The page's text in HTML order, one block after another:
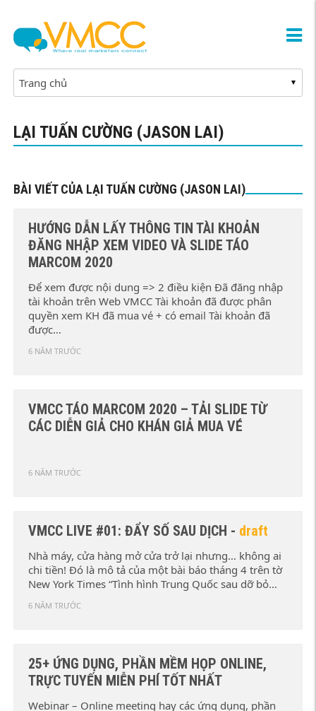
LẠI TUẤN CƯỜNG (JASON LAI)
BÀI VIẾT CỦA LẠI TUẤN CƯỜNG (JASON LAI)
HƯỚNG DẪN LẤY THÔNG TIN TÀI KHOẢN
ĐĂNG NHẬP XEM VIDEO VÀ SLIDE TÁO
MARCOM 2020
Để xem được nội dung => 2 điều kiện Đã đăng nhập
tài khoản trên Web VMCC Tài khoản đã được phân
quyền xem KH đã mua vé + có email Tài khoản đã
được…
6 NĂM TRƯỚC
VMCC TÁO MARCOM 2020 – TẢI SLIDE TỪ
CÁC DIỄN GIẢ CHO KHÁN GIẢ MUA VÉ
6 NĂM TRƯỚC
VMCC LIVE #01: ĐẨY SỐ SAU DỊCH - draft
Nhà máy, cửa hàng mở cửa trở lại nhưng… không ai
chi tiền! Đó là mô tả của một bài báo tháng 4 trên tờ
New York Times “Tình hình Trung Quốc sau dỡ bỏ…
6 NĂM TRƯỚC
25+ ỨNG DỤNG, PHẦN MỀM HỌP ONLINE,
TRỰC TUYẾN MIỄN PHÍ TỐT NHẤT
Webinar – Online meeting hay các ứng dụng, phần